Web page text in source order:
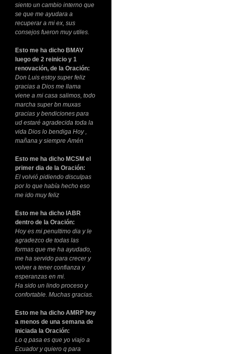
siento un cambio interno que
se que me ayudara a
recuperar a mi ex, sus
consejos fueron muy utiles.
Esto me ha dicho BMAV
luego de 2 reinicio y 1
renovación, de la Oración:
Don Luis estoy super feliz
gracias a Dios me llama
viene a mi casa salimos, todo
marcha super bn muxas
gracias y bendiciones para
ud estaré agradecida toda la
vida Dios lo bendiga Hoy ,
mañana y siempre Amén
Esto me ha dicho MCSM el
primer dia de la Oración:
El volvió pidiendo disculpas
por lo que había hecho eso
me ido muy feliz
Esto me ha dicho IABR
dentro de la Oración:
Hoy es mi penultimo dia y le
agradezco de todas las
formas que me ha ayudado,
me ha servido para crecer y
volver a tener confianza y
esperanzas en mi.
Ha sido un lindo proceso y
confortable. Muchas gracias.
Esto me ha dicho AMRP hoy
a menos de una semana de
iniciada la Oración:
Lo q pasa es que yo viajo a
Ecuador y quiero q para